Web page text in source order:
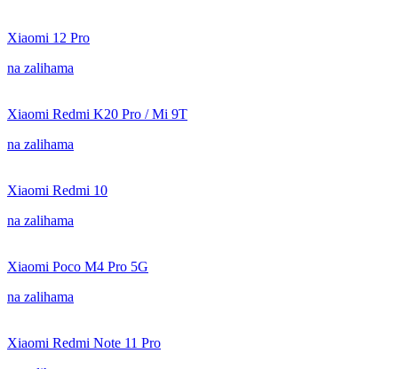
Xiaomi 12 Pro
na zalihama
Xiaomi Redmi K20 Pro / Mi 9T
na zalihama
Xiaomi Redmi 10
na zalihama
Xiaomi Poco M4 Pro 5G
na zalihama
Xiaomi Redmi Note 11 Pro